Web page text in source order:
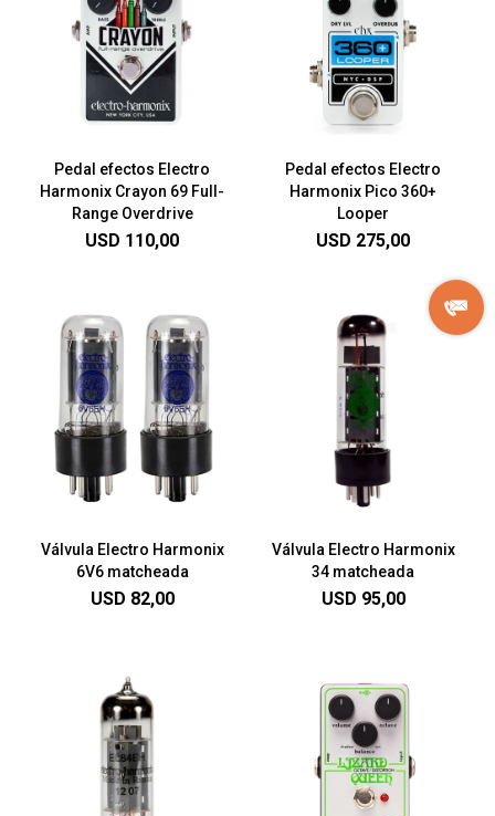
Pedal efectos Electro
Harmonix Crayon 69 Full-
Range Overdrive
USD 110,00
Pedal efectos Electro
Harmonix Pico 360+
Looper
USD 275,00
Válvula Electro Harmonix
6V6 matcheada
USD 82,00
Válvula Electro Harmonix
34 matcheada
USD 95,00